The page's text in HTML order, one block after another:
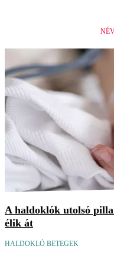
A haldoklók utolsó
élik át
HALDOKLÓ BETEGEK